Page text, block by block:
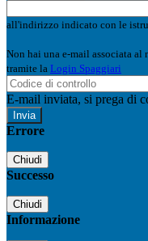
all'indirizzo indicato con le
Non hai una e-mail associata al
tramite la Login Spaggiari
E-mail inviata, si prega di
Errore
Chiudi
Successo
Chiudi
Informazione